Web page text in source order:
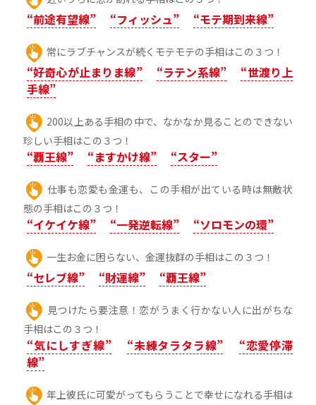
“前途有望線” “フィッシュ” “モテ期到来線”
常にラブチャンスが続くモテモテの手相はこの３つ！
“好奇心が止まりま線” “ラテン系線”
“世渡り上
手線”
200以上ある手相の中で、なかなか見ることのできない
珍しい手相はこの３つ！
“覇王線” “ますかけ線” “スター”
仕事も恋愛も金運も、この手相が出ている時は無敵状
態の手相はこの３つ！
“イケイケ線” “一発逆転線” “ソロモンの環”
一生お金に困らない、金運抜群の手相はこの３つ！
“セレブ線” “財運線” “覇王線”
見つけたら要注意！恋がうまく行かない人に出がちな
手相はこの３つ！
“気にしすぎ線” “未練タラタラ線”
“恋愛停滞
線”
年上彼氏に可愛がってもらうことで幸せになれる手相は